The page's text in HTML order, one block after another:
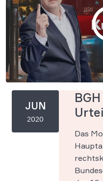
JUN
2020
Das